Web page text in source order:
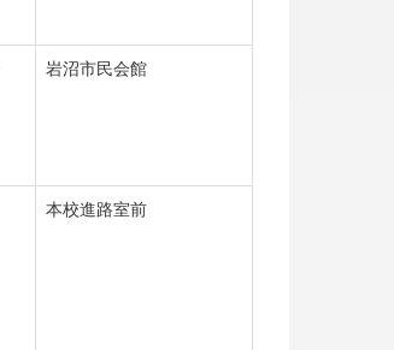
岩沼市民会館
本校進路室前